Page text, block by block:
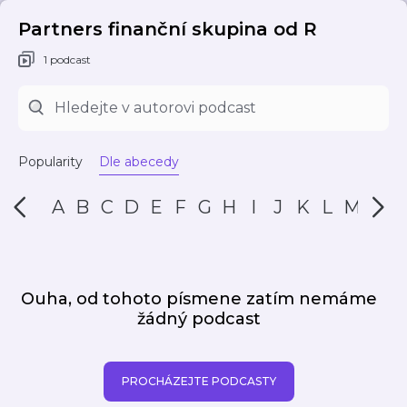
Partners finanční skupina od R
1 podcast
Popularity Dle abecedy
A B C D E F G H I J K L M N
Ouha, od tohoto písmene zatím nemáme
žádný podcast
PROCHÁZEJTE PODCASTY